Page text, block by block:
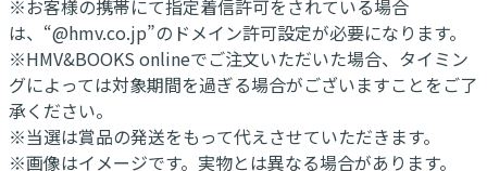
※お客様の携帯にて指定着信許可をされている場合
は、“@hmv.co.jp”のドメイン許可設定が必要になります。
※HMV&BOOKS onlineでご注文いただいた場合、タイミン
グによっては対象期間を過ぎる場合がございますことをご了
承ください。
※当選は賞品の発送をもって代えさせていただきます。
※画像はイメージです。実物とは異なる場合があります。